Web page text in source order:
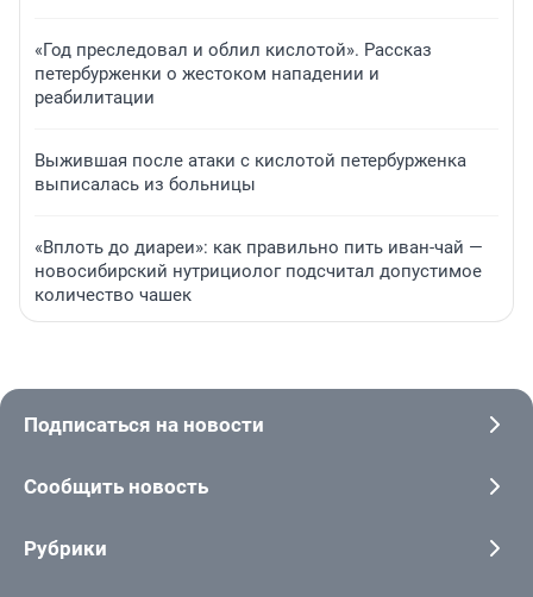
«Год преследовал и облил кислотой». Рассказ
петербурженки о жестоком нападении и
реабилитации
Выжившая после атаки с кислотой петербурженка
выписалась из больницы
«Вплоть до диареи»: как правильно пить иван-чай —
новосибирский нутрициолог подсчитал допустимое
количество чашек
Подписаться на новости
Сообщить новость
Рубрики